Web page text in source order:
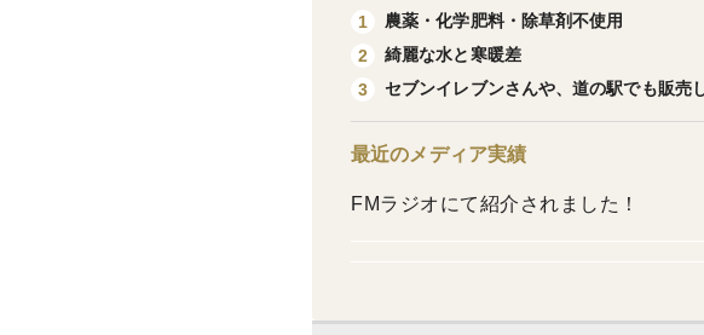
1
農薬・化学肥料・除草剤不使用
2
綺麗な水と寒暖差
3
セブンイレブンさんや、道の駅でも販売
最近のメディア実績
FMラジオにて紹介されました！